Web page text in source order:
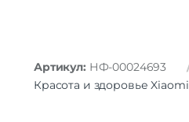
Артикул: НФ-00024693
Красота и здоровье Xiaomi